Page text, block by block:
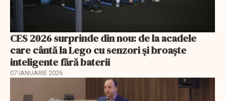
CES 2026 surprinde din nou: de la acadele
care cântă la Lego cu senzori și broaște
inteligente fără baterii
07 IANUARIE 2026